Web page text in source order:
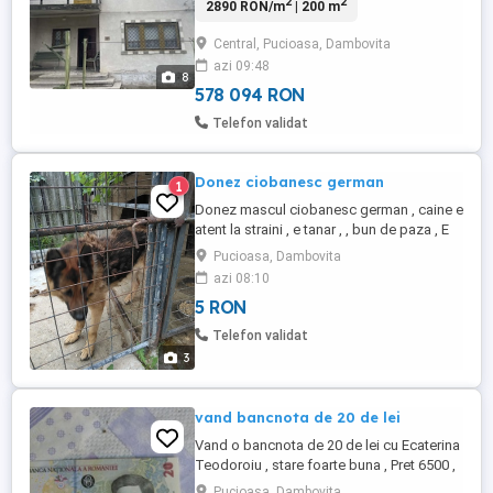
8
linistita formata din parter si etaj , parter
holuri ; la etaj se gasesc 2 camere si un
hol , 1 balcon ; de asemenea casa are si
pod . Este ...
2890 RON/m | 200 m
Central, Pucioasa, Dambovita
azi 09:48
578 094 RON
Telefon validat
3
1 Donez ciobanesc german
Donez mascul ciobanesc german , caine e
atent la straini , e tanar , , bun de paza , E
bun de paza la o ferma , Se doneaza nu
se vinde ,
Pucioasa, Dambovita
azi 08:10
5 RON
Telefon validat
vand bancnota de 20 de lei
Vand o bancnota de 20 de lei cu Ecaterina
Teodoroiu , stare foarte buna , Pret 6500 ,
7000 lei usor negociabil .